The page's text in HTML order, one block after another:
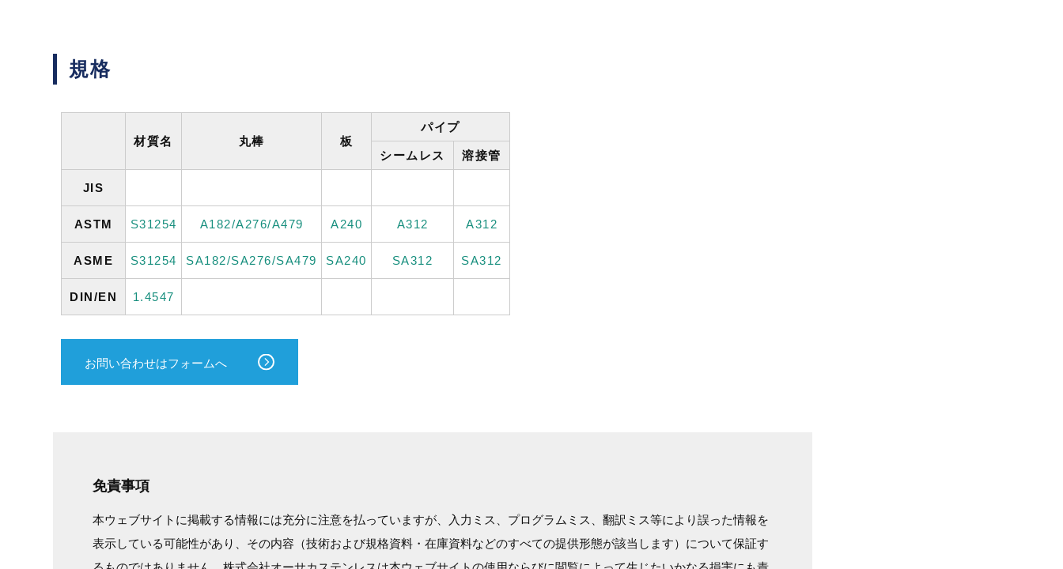
規格
材質名 丸棒 板
パイプ
シームレス 溶接管
JIS
ASTM S31254 A182/A276/A479 A240 A312 A312
ASME S31254 SA182/SA276/SA479 SA240 SA312 SA312
DIN/EN 1.4547
お問い合わせはフォームへ
免責事項
本ウェブサイトに掲載する情報には充分に注意を払っていますが、入力ミス、プログラムミス、翻訳ミス等により誤った情報を
表示している可能性があり、その内容（技術および規格資料・在庫資料などのすべての提供形態が該当します）について保証す